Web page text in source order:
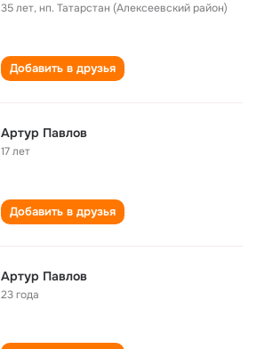
35 лет,нп. Татарстан (Алексеевский район)
Добавить в друзья
Артур Павлов
17 лет
Добавить в друзья
Артур Павлов
23 года